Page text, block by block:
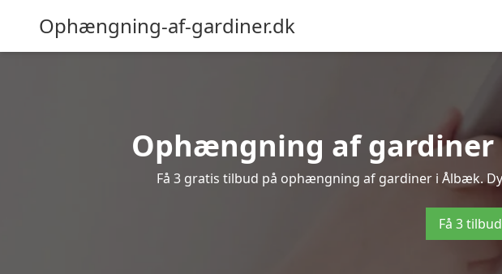
Ophængning-af-gardiner.dk
Ophængning af
Få 3 gratis tilbud på ophængning af gardiner i Ålbæk.
Få 3